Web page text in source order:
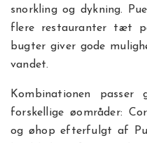
snorkling og dykning.
flere restauranter tæt
bugter giver gode
vandet.
Kombinationen
forskellige øområder:
og øhop efterfulgt af